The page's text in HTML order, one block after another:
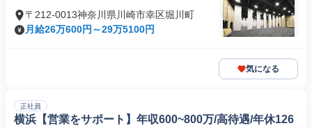
〒212-0013神奈川県川崎市幸区堀川町
月給26万600円～29万5100円
気になる
正社員
横浜【営業をサポート】年収600~800万/高待遇/年休126